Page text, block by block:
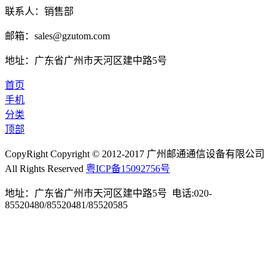
联系人：销售部
邮箱：sales@gzutom.com
地址：广东省广州市天河区建中路5号
首页
手机
分类
顶部
CopyRight Copyright © 2012-2017 广州邮通通信设备有限公司
All Rights Reserved 粤ICP备15092756号
地址：广东省广州市天河区建中路5号 电话:020-
85520480/85520481/85520585